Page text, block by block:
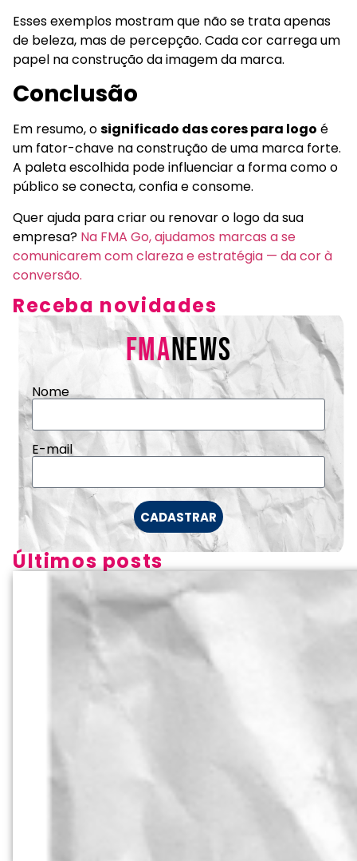
Receba novidades
FMANEWS
Nome
E-mail
CADASTRAR
Últimos posts
Esses exemplos mostram que não se trata apenas
de beleza, mas de percepção. Cada cor carrega um
papel na construção da imagem da marca.
Conclusão
Em resumo, osignificado das cores para logo é
um fator-chave na construção de uma marca forte.
A paleta escolhida pode influenciar a forma como o
público se conecta, confia e consome.
Quer ajuda para criar ou renovar o logo da sua
empresa? Na FMA Go, ajudamos marcas a se
comunicarem com clareza e estratégia — da cor à
conversão.